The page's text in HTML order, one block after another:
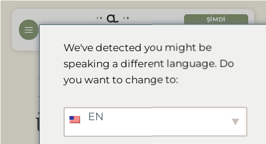
İçeriğe
ŞIMDI
Divava 10 yıl üst
üste Tripadvisor
We've detected you might be
speaking a different language. Do
you want to change to:
EN